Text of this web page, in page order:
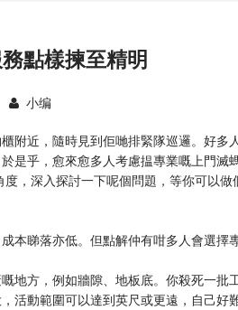
點樣揀至精明
| 小编
附近，隨時見到佢哋排緊隊巡邏。好多
是乎，愈來愈多人考慮揾專業嘅上門滅
度，深入探討一下呢個問題，等你可以做
本睇落亦低。但點解仲有咁多人會選擇
地方，例如牆隙、地板底。你殺死一批
活動範圍可以達到英尺或更遠，自己好